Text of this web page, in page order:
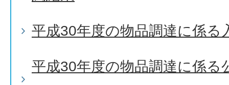
平成30年度の物品調達に係る
平成30年度の物品調達に係る